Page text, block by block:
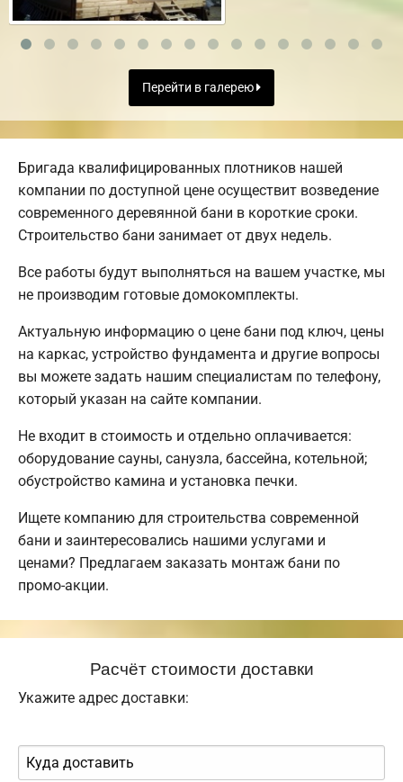
Перейти в галерею
Бригада квалифицированных плотников нашей
компании по доступной цене осуществит возведение
современного деревянной бани в короткие сроки.
Строительство бани занимает от двух недель.
Все работы будут выполняться на вашем участке, мы
не производим готовые домокомплекты.
Актуальную информацию о цене бани под ключ, цены
на каркас, устройство фундамента и другие вопросы
вы можете задать нашим специалистам по телефону,
который указан на сайте компании.
Не входит в стоимость и отдельно оплачивается:
оборудование сауны, санузла, бассейна, котельной;
обустройство камина и установка печки.
Ищете компанию для строительства современной
бани и заинтересовались нашими услугами и
ценами? Предлагаем заказать монтаж бани по
промо-акции.
Расчёт стоимости доставки
Укажите адрес доставки: